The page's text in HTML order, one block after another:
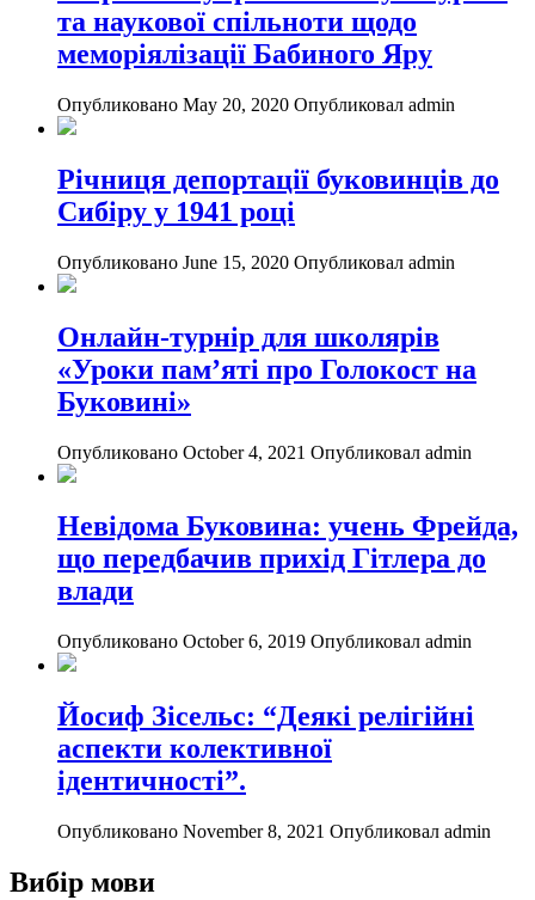
та наукової спільноти щодо
меморіялізації Бабиного Яру
Опубликовано May 20, 2020 Опубликовал admin
Річниця депортації буковинців до
Сибіру у 1941 році
Опубликовано June 15, 2020 Опубликовал admin
Онлайн-турнір для школярів
«Уроки пам’яті про Голокост на
Буковині»
Опубликовано October 4, 2021 Опубликовал admin
Невідома Буковина: учень Фрейда,
що передбачив прихід Гітлера до
влади
Опубликовано October 6, 2019 Опубликовал admin
Йосиф Зісельс: “Деякі релігійні
аспекти колективної
ідентичності”.
Опубликовано November 8, 2021 Опубликовал admin
Вибір мови